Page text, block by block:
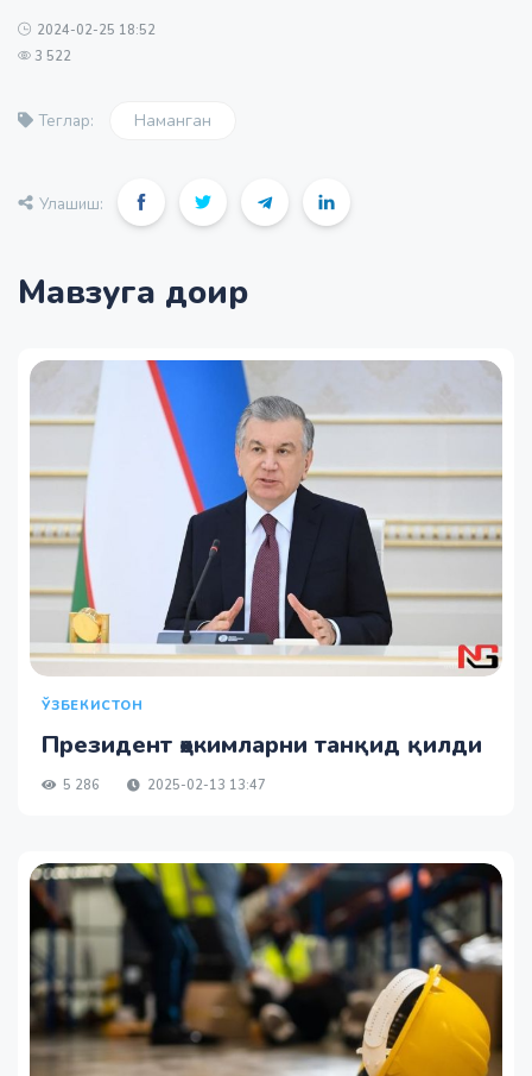
2024-02-25 18:52
3 522
Теглар: Наманган
Улашиш:
Мавзуга доир
ЎЗБЕКИСТОН
Президент ҳокимларни танқид қилди
5 286 2025-02-13 13:47